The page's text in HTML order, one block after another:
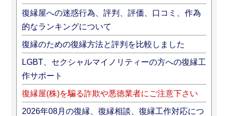
復縁屋への迷惑行為、評判、評価、口コミ、作為
的なランキングについて
復縁のための復縁方法と評判を比較しました
LGBT、セクシャルマイノリティーの方への復縁工
作サポート
復縁屋(株)を騙る詐欺や悪徳業者にご注意下さい
2026年08月の復縁、復縁相談、復縁工作対応につ